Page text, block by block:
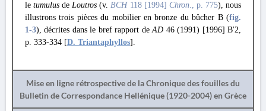
letumulusdeLoutros(v.BCH118 [1994] Chron., p. 775), nous
illustrons trois pièces du mobilier en bronze du bûcher Β (fig.
1-3), décrites dans le bref rapport deAD 46 (1991) [1996] B'2,
p. 333-334 [D. Triantaphyllos].
Mise en ligne rétrospective de la Chronique des fouilles du
Bulletin de Correspondance Hellénique (1920-2004) en Grèce